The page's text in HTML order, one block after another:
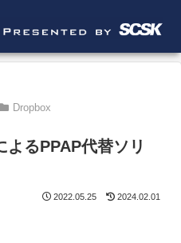
Dropbox
るPPAP代替ソリ
2022.05.25 2024.02.01